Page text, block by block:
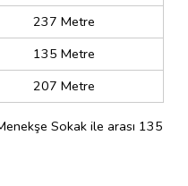
237 Metre
135 Metre
207 Metre
Sokak ile arası 135